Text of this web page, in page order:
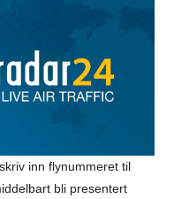
inn flynummeret til
bli presentert